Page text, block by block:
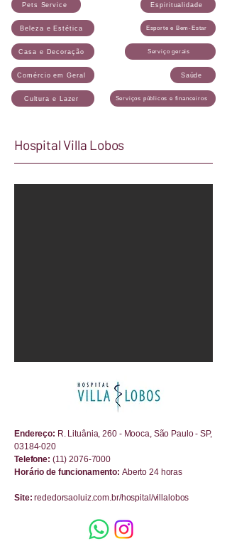
Pets Service
Beleza e Estética
Casa e Decoração
Comércio em Geral
Cultura e Lazer
Espiritualidade
Esporte e Bem-Estar
Serviço gerais
Saúde
Serviços públicos e financeiros
Hospital Villa Lobos
Endereço: R. Lituânia, 260 - Mooca, São Paulo - SP,
03184-020
Telefone: (11) 2076-7000
Horário de funcionamento: Aberto 24 horas
Site:rededorsaoluiz.com.br/hospital/villalobos